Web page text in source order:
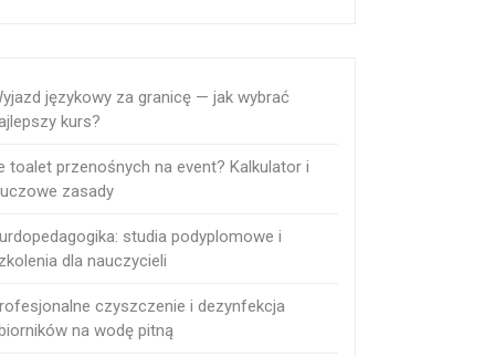
językowy za granicę — jak wybrać
kurs?
toalet przenośnych na event? Kalkulator i
zasady
studia podyplomowe i
dla nauczycieli
czyszczenie i dezynfekcja
na wodę pitną